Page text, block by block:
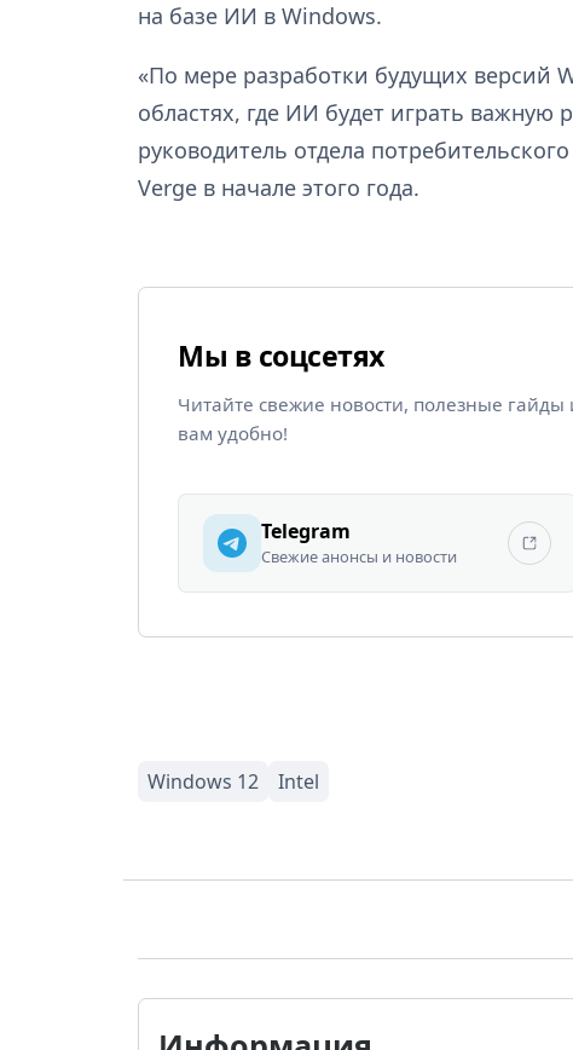
на базе ИИ в Windows.
«По мере разработки будущих версий
областях, где ИИ будет играть
руководитель отдела
Verge в начале этого года.
Мы в соцсетях
Читайте свежие новости, полезные
вам удобно!
Telegram
Свежие анонсы и новости